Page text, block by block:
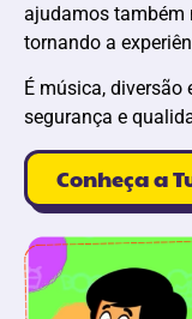
ajudamos também
tornando a
É música, diversão
segurança e
Conheça a